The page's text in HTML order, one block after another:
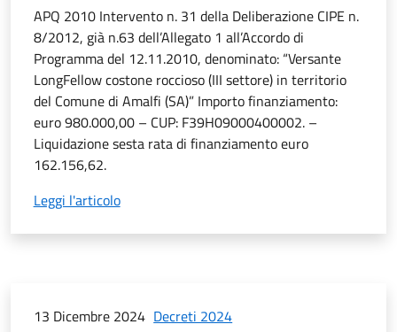
APQ 2010 Intervento n. 31 della Deliberazione CIPE n.
8/2012, già n.63 dell’Allegato 1 all’Accordo di
Programma del 12.11.2010, denominato: “Versante
LongFellow costone roccioso (III settore) in territorio
del Comune di Amalfi (SA)” Importo finanziamento:
euro 980.000,00 – CUP: F39H09000400002. –
Liquidazione sesta rata di finanziamento euro
162.156,62.
Leggi l'articolo
13 Dicembre 2024 Decreti 2024